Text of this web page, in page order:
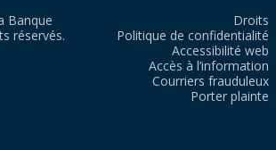
Banque
réservés.
Droits
Politique de confidentialité
Accessibilité web
Accès à l’information
Courriers frauduleux
Porter plainte